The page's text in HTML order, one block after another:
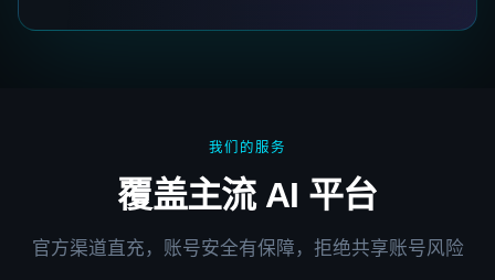
我们的服务
覆盖主流 AI 平台
官方渠道直充，账号安全有保障，拒绝共享账号风险